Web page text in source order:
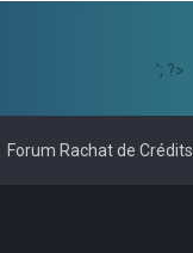
'; ?>
Forum Rachat de Crédits